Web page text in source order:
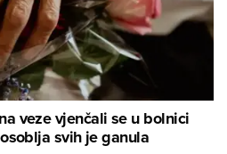
veze vjenčali se u bolnici
svih je ganula